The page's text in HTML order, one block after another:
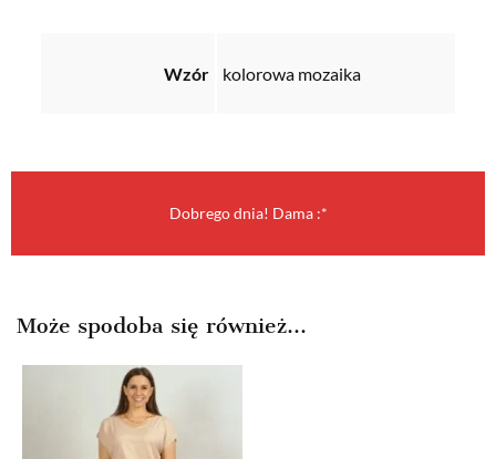
Wzór kolorowa mozaika
Dobrego dnia! Dama :*
Może spodoba się również…